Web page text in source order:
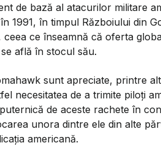
de bază al atacurilor militare
1991, în timpul Războiului din
ce înseamnă că oferta
află în stocul său.
sunt apreciate, printre
necesitatea de a trimite piloți
de aceste rachete în
unora dintre ele din alte
americană.